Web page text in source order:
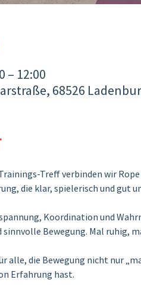
– 12:00
68526
Treff verbinden wir
die klar, spielerisch und gut
Koordination und
sinnvolle Bewegung. Mal ruhig,
alle, die Bewegung nicht nur
Erfahrung hast.